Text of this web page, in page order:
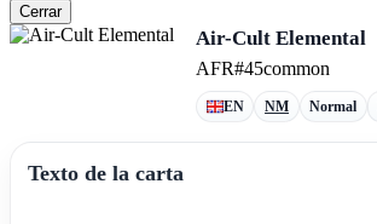
Cerrar
Air-Cult Elemental
AFR#45common
EN NM Normal
Texto de la carta